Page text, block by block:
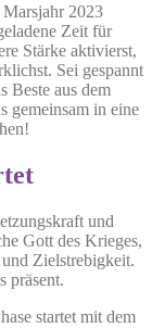
2023
Zeit für
Stärke aktivierst,
Sei gespannt
Beste aus dem
gemeinsam in eine
und
Gott des Krieges,
Zielstrebigkeit.
präsent.
startet mit dem